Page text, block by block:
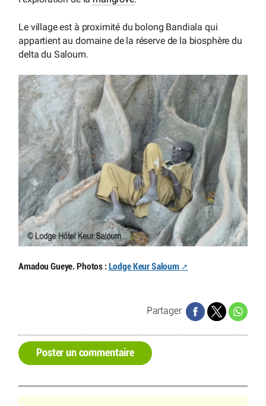
Le village est à proximité du bolong Bandiala qui
appartient au domaine de la réserve de la biosphère du
delta du Saloum.
Amadou Gueye. Photos : Lodge Keur Saloum
Partager
Poster un commentaire